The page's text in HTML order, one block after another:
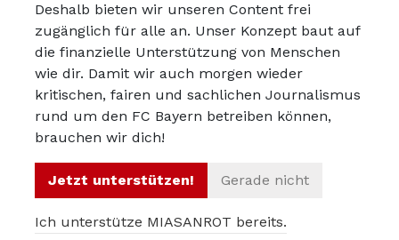
© 2012 – 2026 Miasanrot
Werbepartner werden
Datenschutz
Deshalb bieten wir unseren Content frei
zugänglich für alle an. Unser Konzept baut auf
die finanzielle Unterstützung von Menschen
wie dir. Damit wir auch morgen wieder
kritischen, fairen und sachlichen Journalismus
rund um den FC Bayern betreiben können,
brauchen wir dich!
Jetzt unterstützen! Gerade nicht
Ich unterstütze MIASANROT bereits.